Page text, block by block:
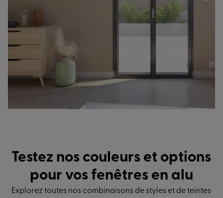
Testez nos couleurs et options
pour vos fenêtres en alu
Explorez toutes nos combinaisons de styles et de teintes